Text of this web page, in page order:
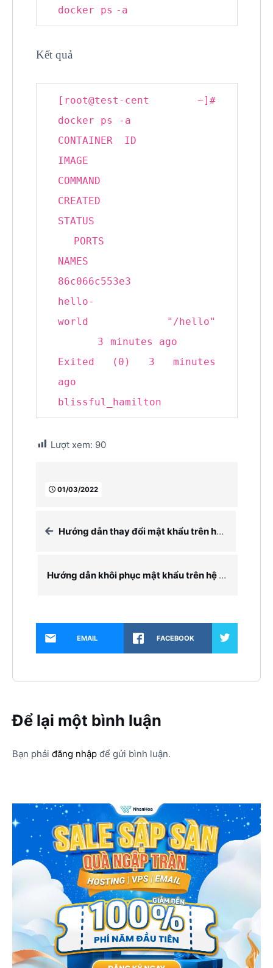
docker ps -a
Kết quả
[root@test -cent ~] #
docker ps -a
CONTAINER ID
IMAGE
COMMAND
CREATED
STATUS
PORTS
NAMES
86c066c553e3
hello-
world
"/hello"
3 minutes ago
Exited (0) 3 minutes
ago
blissful_hamilton
Lượt xem: 90
01/03/2022
Hướng dẫn thay đổi mật khẩu trên hệ thống Hoadon.biz
Hướng dẫn khôi phục mật khẩu trên hệ thống Hoadon.biz
EMAIL FACEBOOK
Để lại một bình luận
Bạn phải đăng nhập để gửi bình luận.